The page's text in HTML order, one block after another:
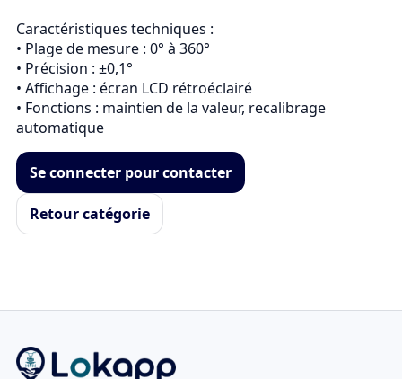
Caractéristiques techniques :
• Plage de mesure : 0° à 360°
• Précision : ±0,1°
• Affichage : écran LCD rétroéclairé
• Fonctions : maintien de la valeur, recalibrage
Se connecter pour contacter
Retour catégorie